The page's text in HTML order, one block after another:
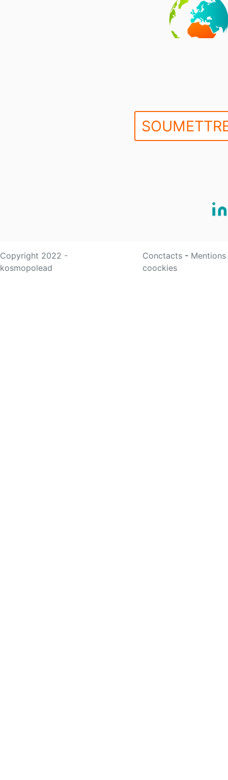
Copyright 2022 -
kosmopolead
Conctacts -
coockies